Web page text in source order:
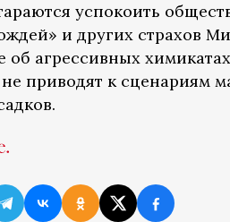
успокоить
и других страхов
об агрессивных
приводят к сценариям